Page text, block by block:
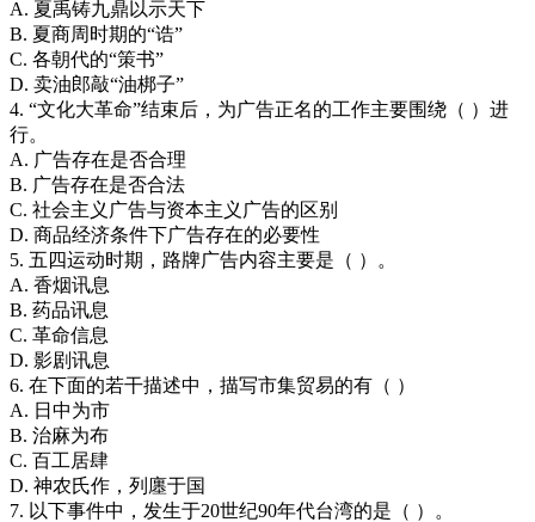
A. 夏禹铸九鼎以示天下
B. 夏商周时期的“诰”
C. 各朝代的“策书”
D. 卖油郎敲“油梆子”
4. “文化大革命”结束后，为广告正名的工作主要围绕（ ）进
行。
A. 广告存在是否合理
B. 广告存在是否合法
C. 社会主义广告与资本主义广告的区别
D. 商品经济条件下广告存在的必要性
5. 五四运动时期，路牌广告内容主要是（ ）。
A. 香烟讯息
B. 药品讯息
C. 革命信息
D. 影剧讯息
6. 在下面的若干描述中，描写市集贸易的有（ ）
A. 日中为市
B. 治麻为布
C. 百工居肆
D. 神农氏作，列廛于国
7. 以下事件中，发生于20世纪90年代台湾的是（ ）。